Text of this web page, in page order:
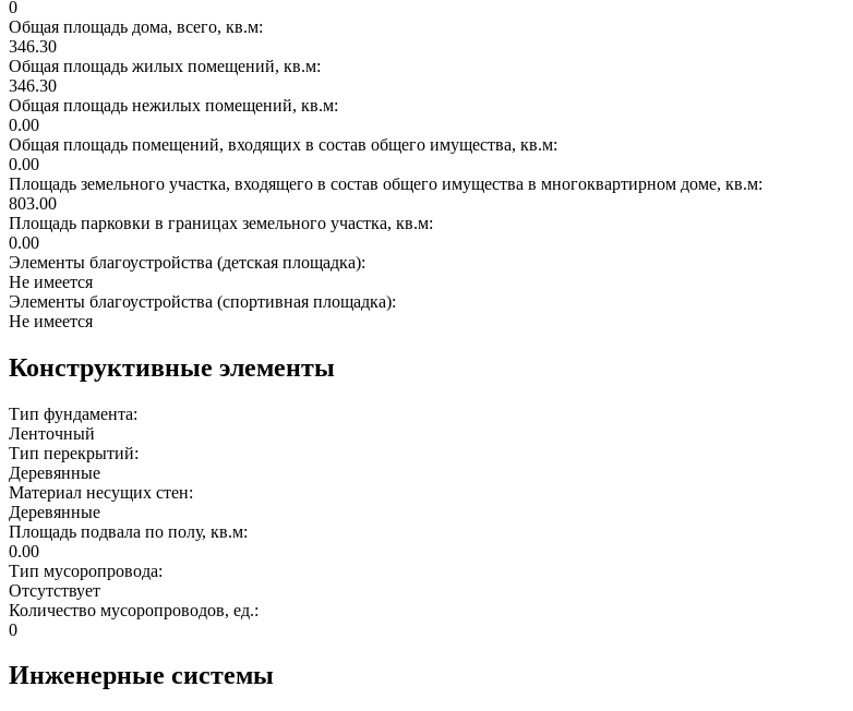
0
Общая площадь дома, всего, кв.м:
346.30
Общая площадь жилых помещений, кв.м:
346.30
Общая площадь нежилых помещений, кв.м:
0.00
Общая площадь помещений, входящих в состав общего имущества, кв.м:
0.00
Площадь земельного участка, входящего в состав общего имущества в многоквартирном доме, кв.м:
803.00
Площадь парковки в границах земельного участка, кв.м:
0.00
Элементы благоустройства (детская площадка):
Не имеется
Элементы благоустройства (спортивная площадка):
Не имеется
Конструктивные элементы
Тип фундамента:
Ленточный
Тип перекрытий:
Деревянные
Материал несущих стен:
Деревянные
Площадь подвала по полу, кв.м:
0.00
Тип мусоропровода:
Отсутствует
Количество мусоропроводов, ед.:
0
Инженерные системы